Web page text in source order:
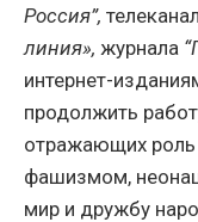
Россия”,
линия», журнала “
интернет-
продолжить
отражающих роль
фашизмом,
мир и дружбу